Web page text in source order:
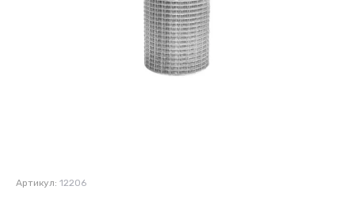
Артикул: 12206